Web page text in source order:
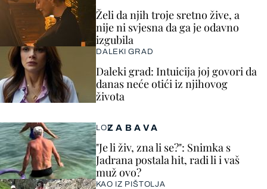
ZABAVA
LOL
"Je li živ, zna li se?": Snimka s
Jadrana postala hit, radi li i vaš
muž ovo?
KAO IZ PIŠTOLJA
Želi da njih troje sretno žive, a
nije ni svjesna da ga je odavno
izgubila
DALEKI GRAD
Daleki grad: Intuicija joj govori da
danas neće otići iz njihovog
života